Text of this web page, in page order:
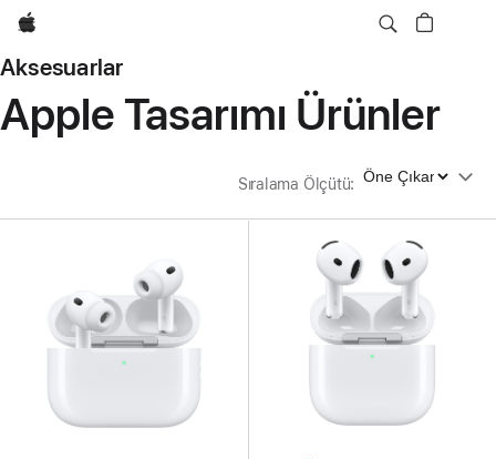
wzlhp
Aksesuarlar
Apple Tasarımı Ürünler
Sıralama Ölçütü: Sıralama Ölçütü